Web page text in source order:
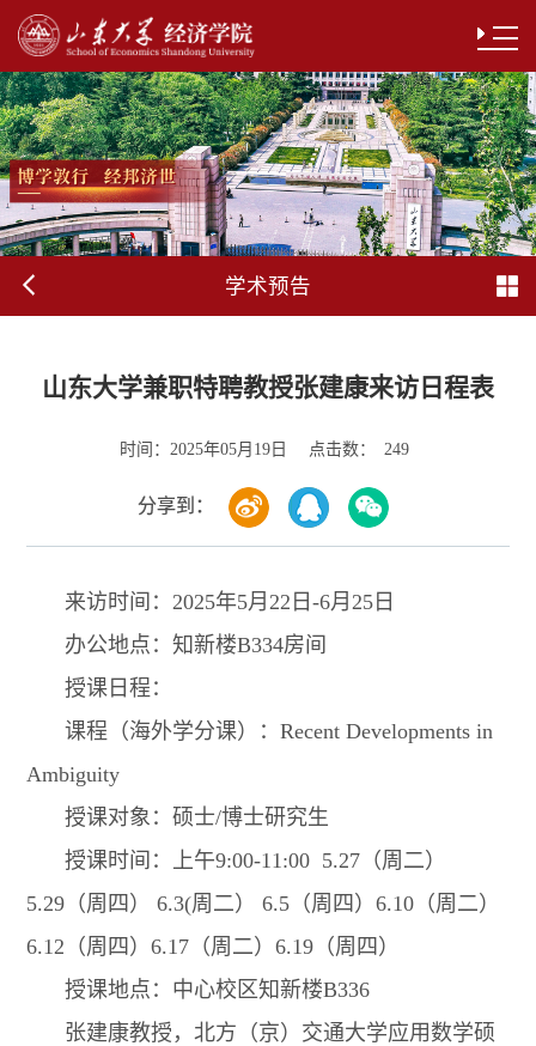
学术预告
山东大学兼职特聘教授张建康来访日程表
时间： 2025年05月19日 点击数： 249
分享到：
来访时间：2025年5月22日-6月25日
办公地点：知新楼B334房间
授课日程：
课程（海外学分课）：Recent Developments in
Ambiguity
授课对象：硕士/博士研究生
授课时间：上午9:00-11:00 5.27（周二）
5.29（周四） 6.3(周二） 6.5（周四）6.10（周二）
6.12（周四）6.17（周二）6.19（周四）
授课地点：中心校区知新楼B336
张建康教授，北方（京）交通大学应用数学硕